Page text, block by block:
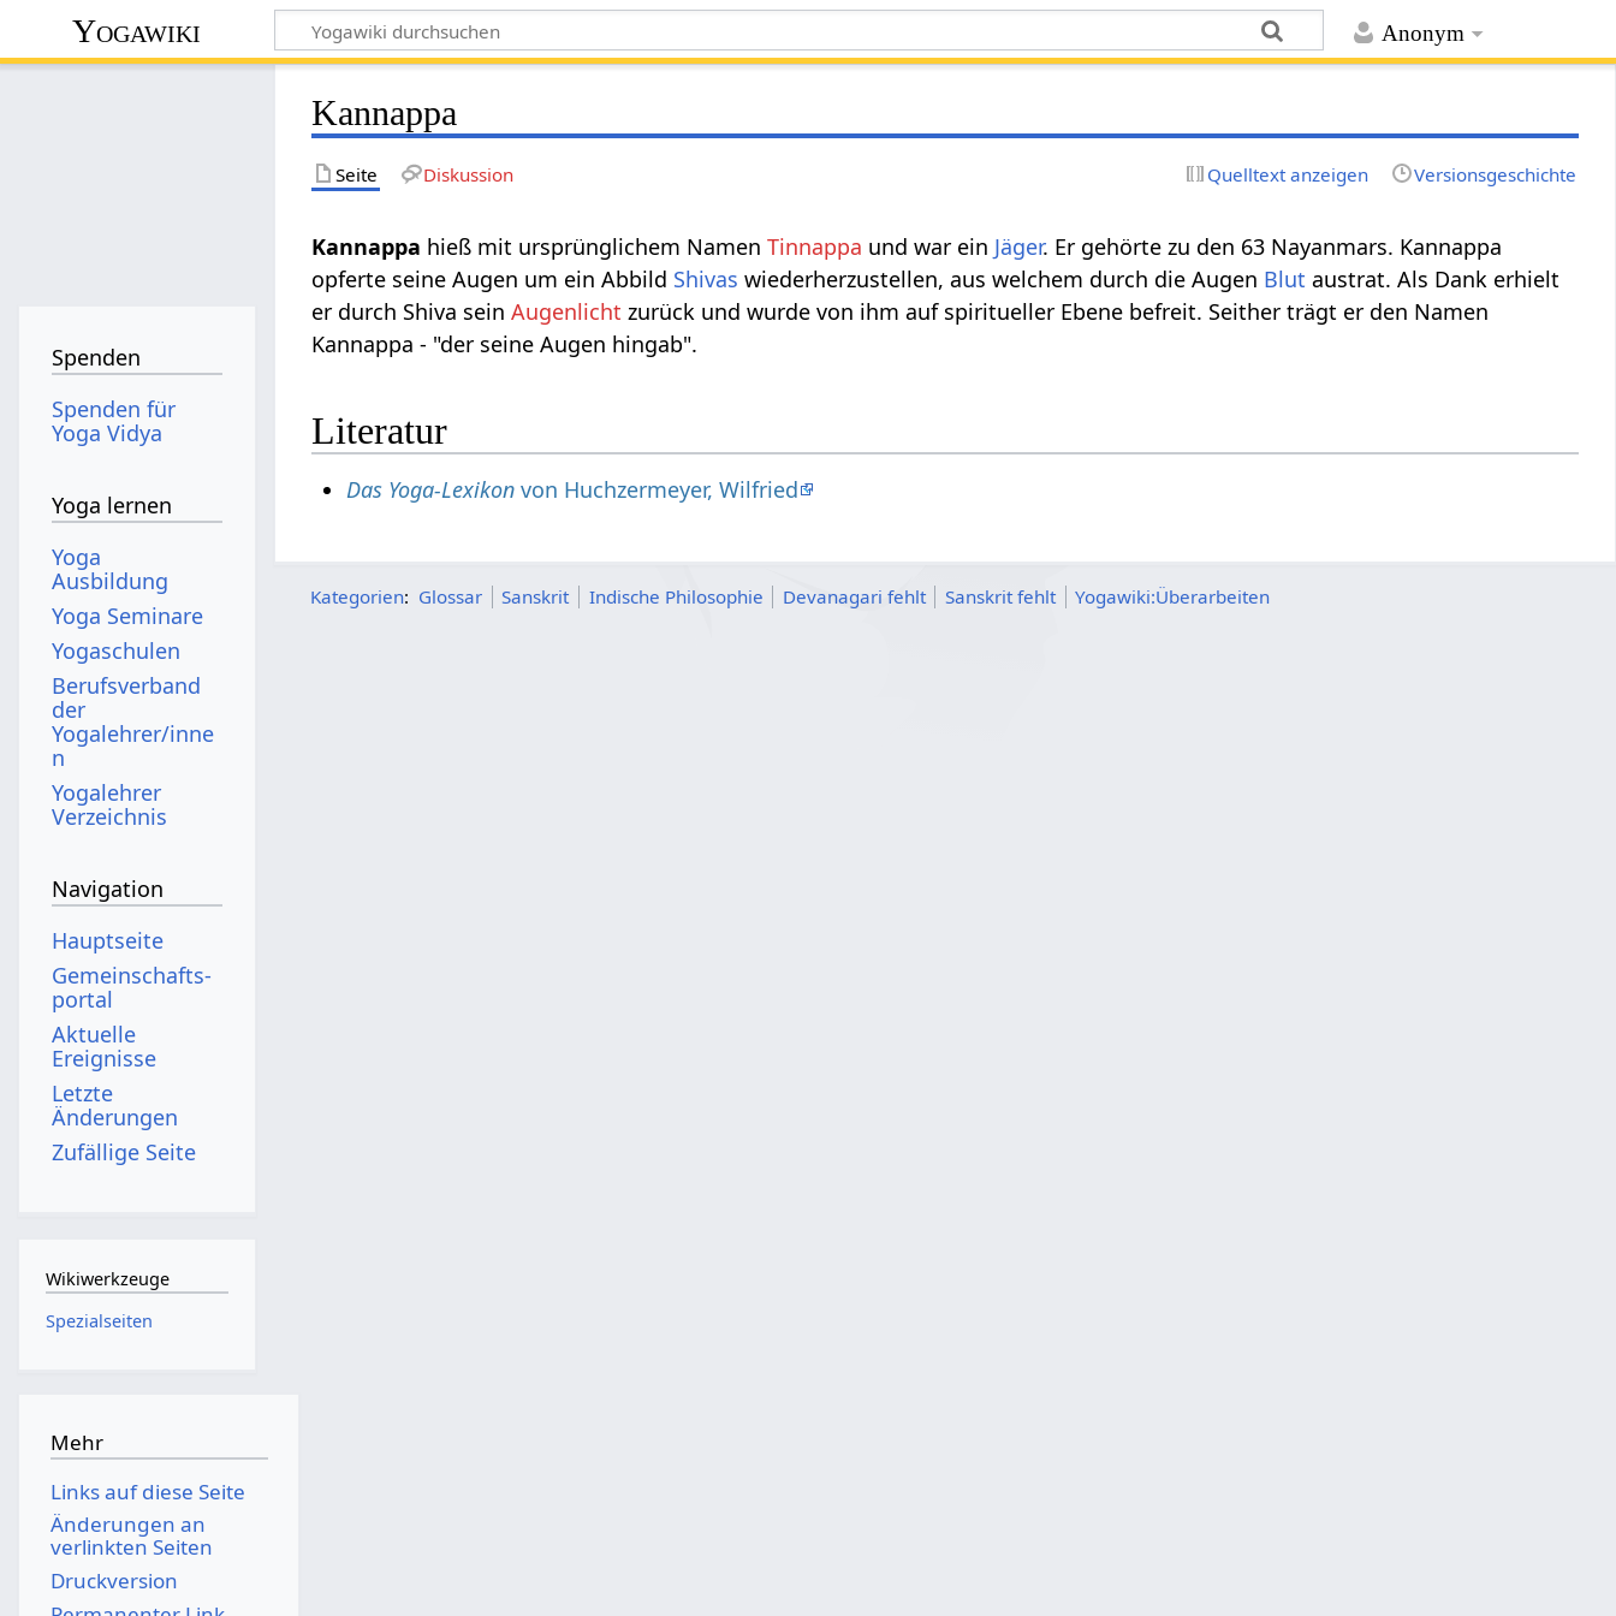
Anonym
Yogawiki
Kannappa
Seite Diskussion Quelltext anzeigen Versionsgeschichte
Kannappa hieß mit ursprünglichem NamenTinnappa und war ein Jäger. Er gehörte zu den 63 Nayanmars. Kannappa
opferte seine Augen um ein Abbild Shivas wiederherzustellen, aus welchem durch die Augen Blut austrat. Als Dank erhielt
er durch Shiva seinAugenlicht zurück und wurde von ihm auf spiritueller Ebene befreit. Seither trägt er den Namen
Kannappa - "der seine Augen hingab".
Literatur
Das Yoga-Lexikon von Huchzermeyer, Wilfried
Kategorien: Glossar Sanskrit Indische Philosophie Devanagari fehlt Sanskrit fehlt Yogawiki:Überarbeiten
Spenden
Spenden für
Yoga Vidya
Yoga lernen
Yoga
Ausbildung
Yoga Seminare
Yogaschulen
Berufsverband
der
Yogalehrer/inne
n
Yogalehrer
Verzeichnis
Navigation
Hauptseite
Gemeinschafts­
portal
Aktuelle
Ereignisse
Letzte
Änderungen
Zufällige Seite
Wikiwerkzeuge
Spezialseiten
Mehr
Links auf diese Seite
Änderungen an
verlinkten Seiten
Druckversion